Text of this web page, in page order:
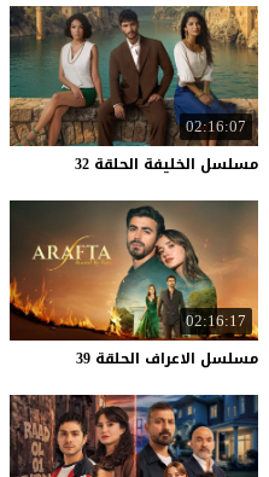
02:16:07
مسلسل الخليفة الحلقة 32
02:16:17
مسلسل الاعراف الحلقة 39